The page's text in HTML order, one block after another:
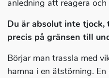
anledning att reagera och
Du är absolut inte
precis på gränsen till
Börjar man trassla med
hamna i en ätstörning.